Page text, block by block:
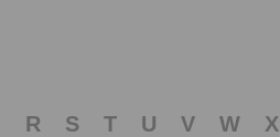
R S T U V W X